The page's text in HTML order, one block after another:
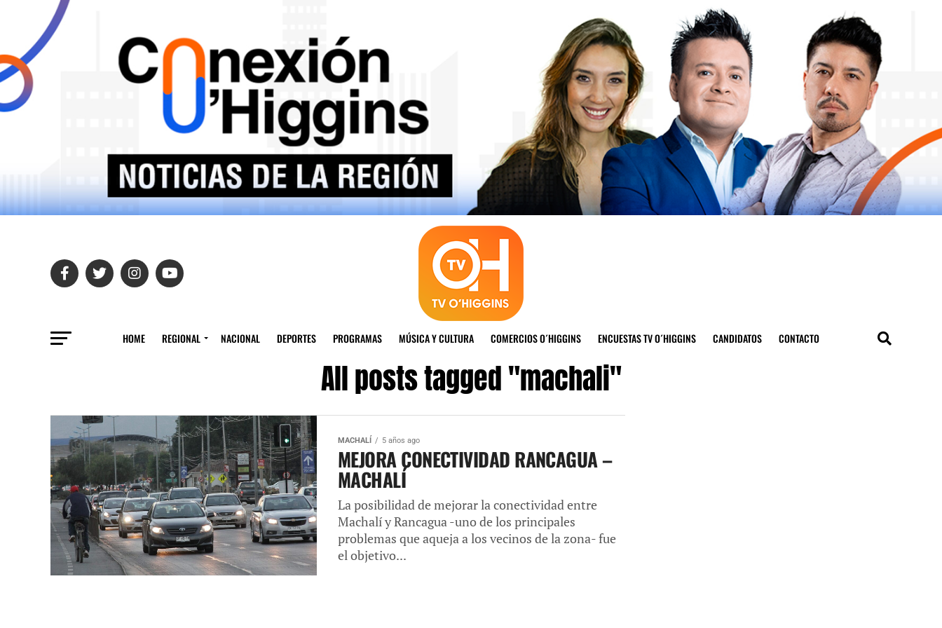
HOME REGIONAL NACIONAL DEPORTES PROGRAMAS MÚSICA Y CULTURA COMERCIOS O´HIGGINS ENCUESTAS TV O´HIGGINS CANDIDATOS CONTACTO
All posts tagged "machali"
MACHALÍ 5 años ago
MEJORA CONECTIVIDAD RANCAGUA –
MACHALÍ
La posibilidad de mejorar la conectividad entre
Machalí y Rancagua -uno de los principales
problemas que aqueja a los vecinos de la zona- fue
el objetivo...